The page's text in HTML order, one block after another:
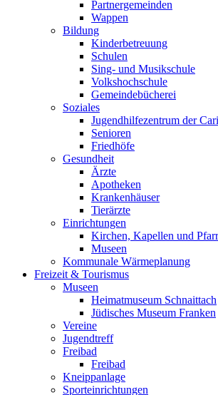
Partnergemeinden
Wappen
Bildung
Kinderbetreuung
Schulen
Sing- und Musikschule
Volkshochschule
Gemeindebücherei
Soziales
Jugendhilfezentrum der
Senioren
Friedhöfe
Gesundheit
Ärzte
Apotheken
Krankenhäuser
Tierärzte
Einrichtungen
Kirchen, Kapellen und
Museen
Kommunale Wärmeplanung
Freizeit & Tourismus
Museen
Heimatmuseum Schnaittach
Jüdisches Museum Franken
Vereine
Jugendtreff
Freibad
Freibad
Kneippanlage
Sporteinrichtungen